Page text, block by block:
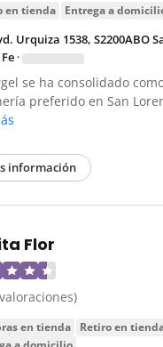
en tienda entrega a
Urquiza 1538, S2200ABO
·
se ha consolidado
preferido en San
información
Flor
en tienda
retiro en